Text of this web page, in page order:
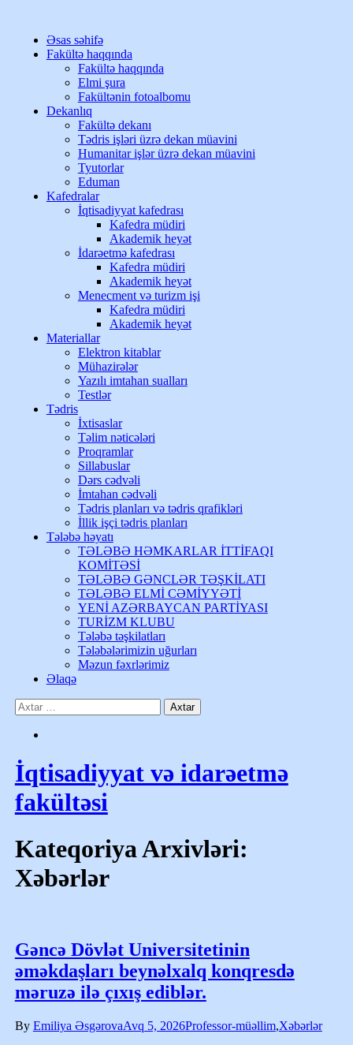
Əsas səhifə
Fakültə haqqında
Fakültə haqqında
Elmi şura
Fakültənin fotoalbomu
Dekanlıq
Fakültə dekanı
Tədris işləri üzrə dekan müavini
Humanitar işlər üzrə dekan müavini
Tyutorlar
Eduman
Kafedralar
İqtisadiyyat kafedrası
Kafedra müdiri
Akademik heyət
İdarəetmə kafedrası
Kafedra müdiri
Akademik heyət
Menecment və turizm işi
Kafedra müdiri
Akademik heyət
Materiallar
Elektron kitablar
Mühazirələr
Yazılı imtahan sualları
Testlər
Tədris
İxtisaslar
Təlim nəticələri
Proqramlar
Sillabuslar
Dərs cədvəli
İmtahan cədvəli
Tədris planları və tədris qrafikləri
İllik işçi tədris planları
Tələbə həyatı
TƏLƏBƏ HƏMKARLAR İTTİFAQI
KOMİTƏSİ
TƏLƏBƏ GƏNCLƏR TƏŞKİLATI
TƏLƏBƏ ELMİ CƏMİYYƏTİ
YENİ AZƏRBAYCAN PARTİYASI
TURİZM KLUBU
Tələbə təşkilatları
Tələbələrimizin uğurları
Məzun fəxrlərimiz
Əlaqə
İqtisadiyyat və idarəetmə
fakültəsi
Kateqoriya Arxivləri:
Xəbərlər
Gəncə Dövlət Universitetinin
əməkdaşları beynəlxalq konqresdə
məruzə ilə çıxış ediblər.
By Emiliya ƏsgərovaAvq 5, 2026Professor-müəllim,Xəbərlər